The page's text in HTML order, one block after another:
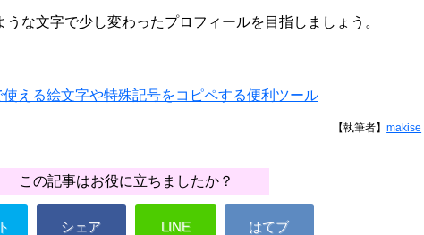
な文字で少し変わったプロフィールを目指しましょう。
える絵文字や特殊記号をコピペする便利ツール
【執筆者】makise
この記事はお役に立ちましたか？
シェア LINE はてブ